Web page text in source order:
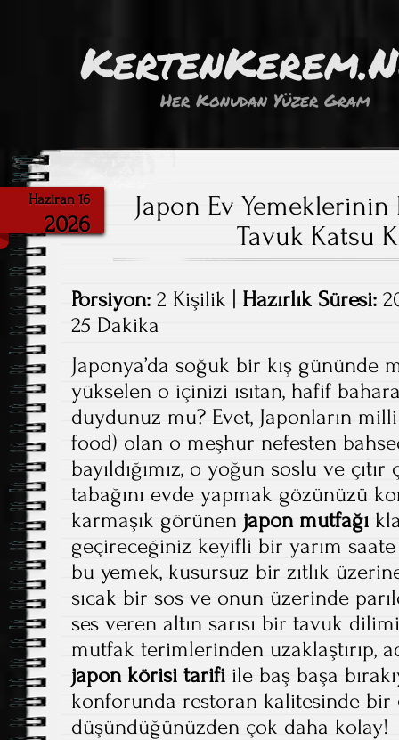
Her Konudan Yüzer Gram
Haziran 16
2026
Japon Ev Yemeklerinin
Tavuk Katsu
Porsiyon: 2 Kişilik | Hazırlık Süresi:
25 Dakika
Japonya’da soğuk bir kış gününde
yükselen o içinizi ısıtan, hafif
duydunuz mu? Evet, Japonların
food) olan o meşhur nefesten
bayıldığımız, o yoğun soslu ve çıtır
tabağını evde yapmak gözünüzü
karmaşık görünen japon mutfağı
geçireceğiniz keyifli bir yarım
bu yemek, kusursuz bir zıtlık
sıcak bir sos ve onun üzerinde
ses veren altın sarısı bir tavuk
mutfak terimlerinden uzaklaştırıp,
japon körisi tarifi ile baş başa
konforunda restoran kalitesinde bir
düşündüğünüzden çok daha kolay!